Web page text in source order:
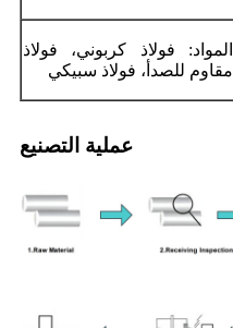
المواد: فولاذ كربوني، فولاذ
مقاوم للصدأ، فولاذ سبيكي
عملية التصنيع